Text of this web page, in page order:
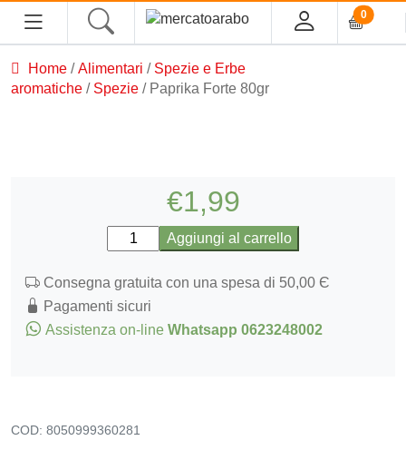
0
HOME
MACELLERIA
Home/Alimentari / Spezie e Erbe
aromatiche / Spezie / Paprika Forte 80gr
€1,99
Paprika
Forte
quantità
Aggiungi al carrello
Consegna gratuita con una spesa di 50,00 Є
Pagamenti sicuri
Assistenza on-line Whatsapp 0623248002
COD: 8050999360281